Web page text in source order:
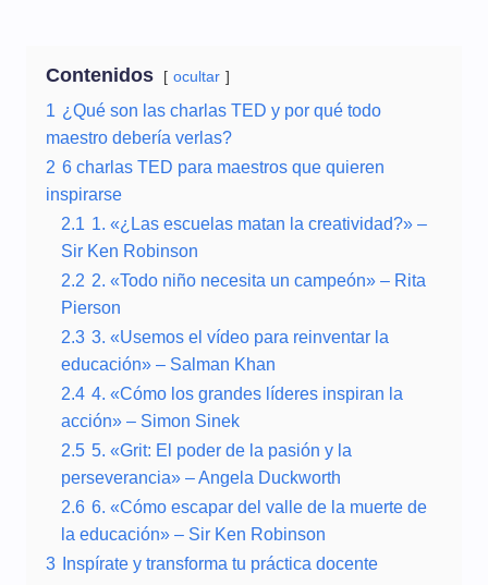
Contenidos ocultar
1 ¿Qué son las charlas TED y por qué todo
maestro debería verlas?
2 6 charlas TED para maestros que quieren
inspirarse
2.1 1. «¿Las escuelas matan la creatividad?» –
Sir Ken Robinson
2.2 2. «Todo niño necesita un campeón» – Rita
Pierson
2.3 3. «Usemos el vídeo para reinventar la
educación» – Salman Khan
2.4 4. «Cómo los grandes líderes inspiran la
acción» – Simon Sinek
2.5 5. «Grit: El poder de la pasión y la
perseverancia» – Angela Duckworth
2.6 6. «Cómo escapar del valle de la muerte de
la educación» – Sir Ken Robinson
3 Inspírate y transforma tu práctica docente